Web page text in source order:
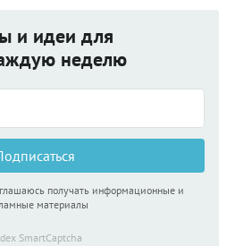
Только, пожалуйста, не
чаду о том, что работа с горячей
и осторожности.
и идеи для
неделю
получать информационные и
материалы
SmartCaptcha